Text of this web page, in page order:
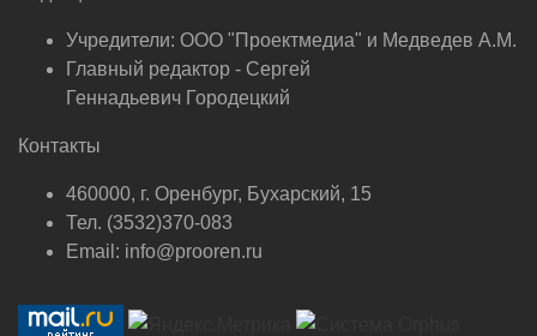
Учредители: ООО "Проектмедиа" и Медведев А.М.
Главный редактор - Сергей
Геннадьевич Городецкий
Контакты
460000, г. Оренбург, Бухарский, 15
Тел. (3532)370-083
Email: info@prooren.ru